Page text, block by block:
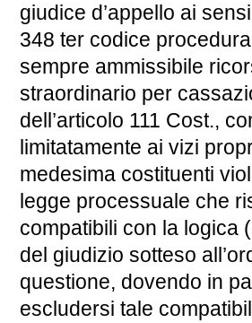
giudice d’appello ai
348 ter codice procedura
sempre ammissibile
straordinario per
dell’articolo 111 Cost.,
limitatamente ai vizi
medesima costituenti
legge processuale che
compatibili con la logica
del giudizio sotteso
questione, dovendo in
escludersi tale